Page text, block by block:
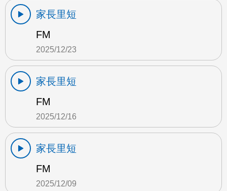
家長里短
FM
2025/12/23
家長里短
FM
2025/12/16
家長里短
FM
2025/12/09